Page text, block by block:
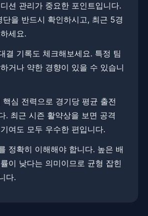
션 관리가 중요한 포인트입니다.
단을 반드시 확인하시고, 최근 5경
세요.
결 기록도 체크해보세요. 특정 팀
거나 약한 경향이 있을 수 있습니
심 전력으로 경기당 평균 출전
. ​​최근 시즌 활약상을 보면 공격
여도 모두 우수한 편입니다.
정확히 이해해야 합니다. 높은 배
이 낮다는 의미이므로 균형 잡힌
다.